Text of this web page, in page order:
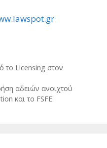
το Licensing στον
αδειών ανοιχτού
και το FSFE